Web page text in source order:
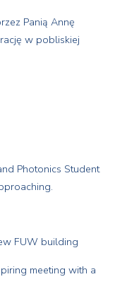
Panią Annę
w pobliskiej
Photonics Student
FUW building
meeting with a